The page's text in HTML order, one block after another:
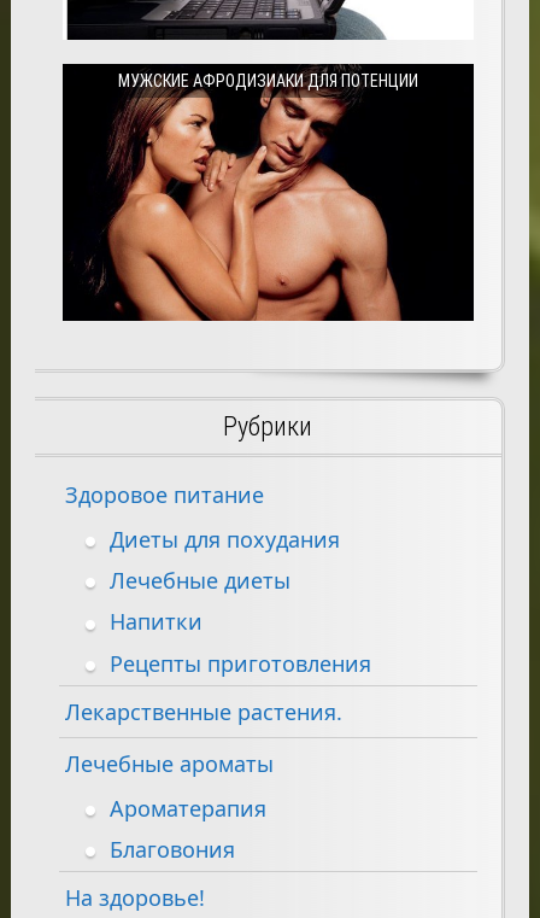
МУЖСКИЕ АФРОДИЗИАКИ ДЛЯ ПОТЕНЦИИ
Рубрики
Здоровое питание
Диеты для похудания
Лечебные диеты
Напитки
Рецепты приготовления
Лекарственные растения.
Лечебные ароматы
Ароматерапия
Благовония
На здоровье!